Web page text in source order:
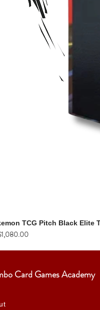
TCG Pitch Black Elite
Card Games Academy